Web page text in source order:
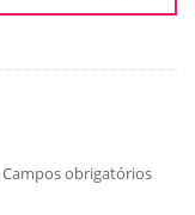
Campos obrigatórios